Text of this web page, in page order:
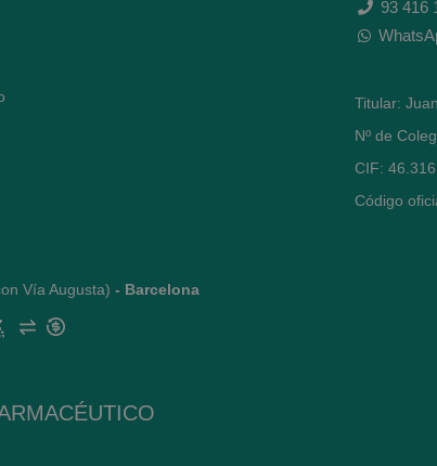
93 416
Titular:
Nº de
CIF:
Código
Vía Augusta) - Barcelona